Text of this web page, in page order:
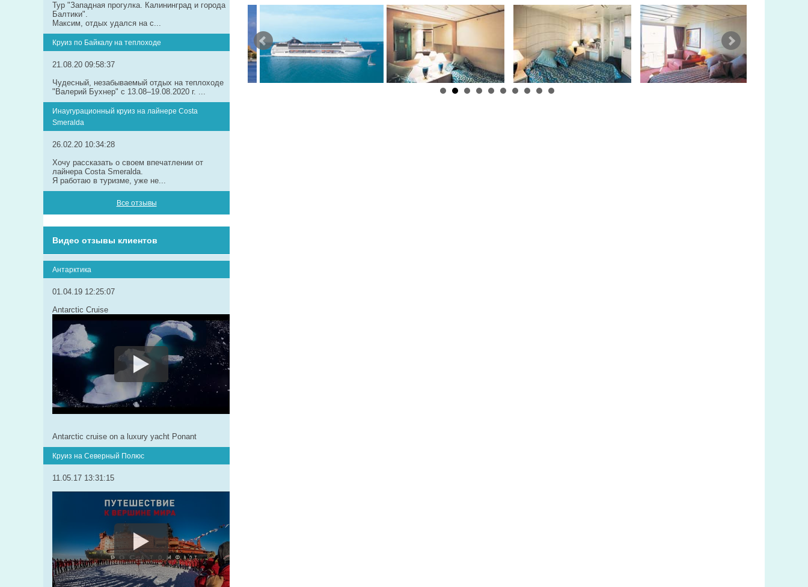
Тур "Западная прогулка. Калининград и города
Балтики".
Максим, отдых удался на с...
Круиз по Байкалу на теплоходе
21.08.20 09:58:37
Чудесный, незабываемый отдых на теплоходе
"Валерий Бухнер" с 13.08–19.08.2020 г. ...
Инаугурационный круиз на лайнере Сosta
Smeralda
26.02.20 10:34:28
Хочу рассказать о своем впечатлении от
лайнера Costa Smeralda.
Я работаю в туризме, уже не...
Все отзывы
Видео отзывы клиентов
Антарктика
01.04.19 12:25:07
Antarctic Cruise
Antarctic cruise on a luxury yacht Ponant
Круиз на Северный Полюс
11.05.17 13:31:15